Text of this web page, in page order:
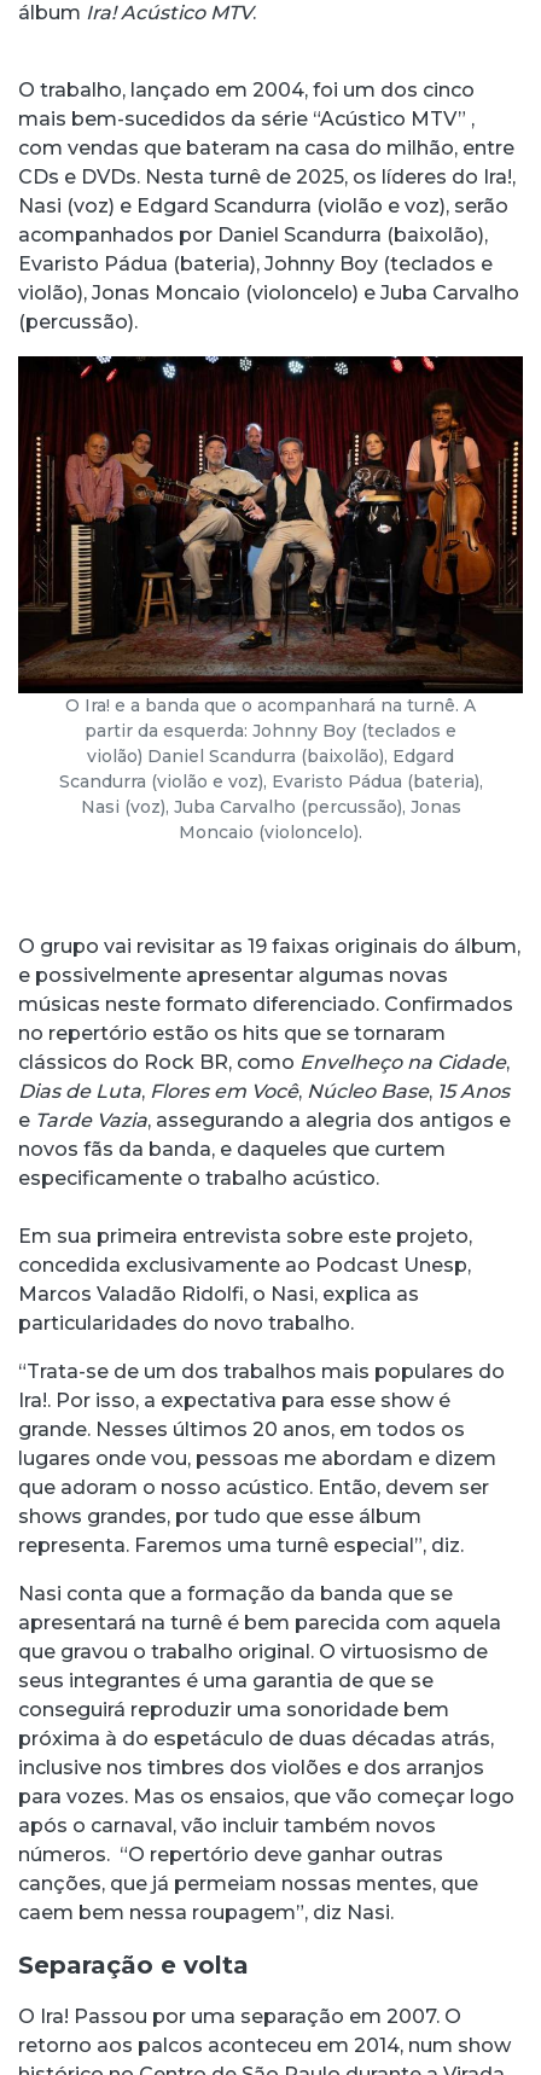
álbum Ira! Acústico MTV.
O trabalho, lançado em 2004, foi um dos cinco
mais bem-sucedidos da série “Acústico MTV” ,
com vendas que bateram na casa do milhão, entre
CDs e DVDs. Nesta turnê de 2025, os líderes do Ira!,
Nasi (voz) e Edgard Scandurra (violão e voz), serão
acompanhados por Daniel Scandurra (baixolão),
Evaristo Pádua (bateria), Johnny Boy (teclados e
violão), Jonas Moncaio (violoncelo) e Juba Carvalho
(percussão).
O Ira! e a banda que o acompanhará na turnê. A
partir da esquerda: Johnny Boy (teclados e
violão) Daniel Scandurra (baixolão), Edgard
Scandurra (violão e voz), Evaristo Pádua (bateria),
Nasi (voz), Juba Carvalho (percussão), Jonas
Moncaio (violoncelo).
O grupo vai revisitar as 19 faixas originais do álbum,
e possivelmente apresentar algumas novas
músicas neste formato diferenciado. Confirmados
no repertório estão os hits que se tornaram
clássicos do Rock BR, como Envelheço na Cidade,
Dias de Luta, Flores em Você, Núcleo Base, 15 Anos
e Tarde Vazia, assegurando a alegria dos antigos e
novos fãs da banda, e daqueles que curtem
especificamente o trabalho acústico.
Em sua primeira entrevista sobre este projeto,
concedida exclusivamente ao Podcast Unesp,
Marcos Valadão Ridolfi, o Nasi, explica as
particularidades do novo trabalho.
“Trata-se de um dos trabalhos mais populares do
Ira!. Por isso, a expectativa para esse show é
grande. Nesses últimos 20 anos, em todos os
lugares onde vou, pessoas me abordam e dizem
que adoram o nosso acústico. Então, devem ser
shows grandes, por tudo que esse álbum
representa. Faremos uma turnê especial”, diz.
Nasi conta que a formação da banda que se
apresentará na turnê é bem parecida com aquela
que gravou o trabalho original. O virtuosismo de
seus integrantes é uma garantia de que se
conseguirá reproduzir uma sonoridade bem
próxima à do espetáculo de duas décadas atrás,
inclusive nos timbres dos violões e dos arranjos
para vozes. Mas os ensaios, que vão começar logo
após o carnaval, vão incluir também novos
números. “O repertório deve ganhar outras
canções, que já permeiam nossas mentes, que
caem bem nessa roupagem”, diz Nasi.
Separação e volta
O Ira! Passou por uma separação em 2007. O
retorno aos palcos aconteceu em 2014, num show